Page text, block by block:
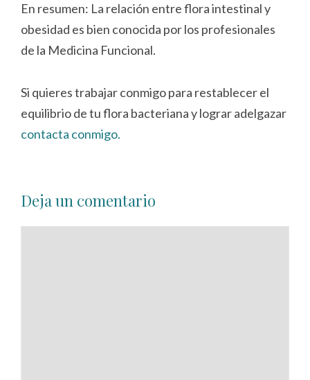
En resumen: La relación entre flora intestinal y
obesidad es bien conocida por los profesionales
de la Medicina Funcional.
Si quieres trabajar conmigo para restablecer el
equilibrio de tu flora bacteriana y lograr adelgazar
contacta conmigo.
Deja un comentario